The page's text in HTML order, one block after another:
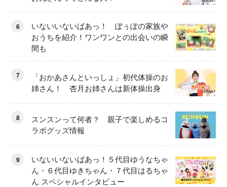
6
いないいないばあっ！ ぽぅぽの家族や
おうちを紹介！ワンワンとの出会いの瞬
間も
7
「おかあさんといっしょ」初代体操のお
姉さん！ 杏月お姉さんは新体操出身
8
スンスンって何者？ 親子で楽しめるコ
ラボグッズ情報
9
いないいないばあっ！５代目ゆうなちゃ
ん・６代目ゆきちゃん・７代目はるちゃ
ん スペシャルインタビュー